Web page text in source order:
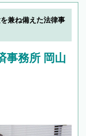
兼ね備えた法律事
事務所 岡山